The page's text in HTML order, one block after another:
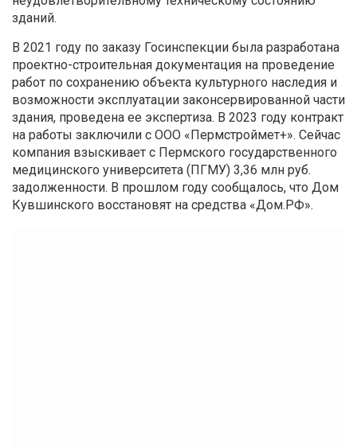
зданий.
В 2021 году по заказу Госинспекции была разработана
проектно-строительная документация на проведение
работ по сохранению объекта культурного наследия и
возможности эксплуатации законсервированной части
здания, проведена ее экспертиза. В 2023 году контракт
на работы заключили с ООО «Пермстроймет+». Сейчас
компания взыскивает с Пермского государственного
медицинского университета (ПГМУ) 3,36 млн руб.
задолженности. В прошлом году сообщалось, что Дом
Кувшинского восстановят на средства «Дом.РФ».